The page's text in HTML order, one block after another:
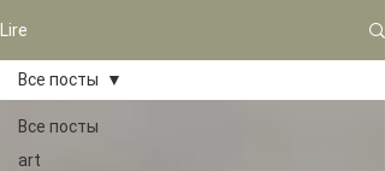
Lire
Все посты
art
Все посты